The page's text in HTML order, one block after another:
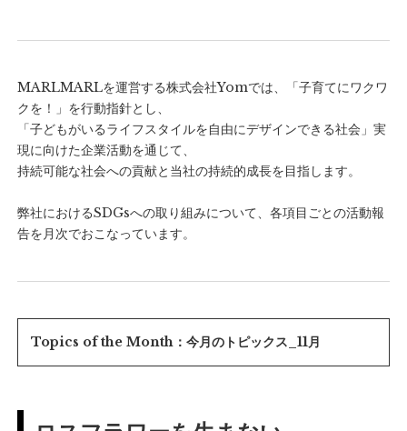
MARLMARLを運営する株式会社Yomでは、「子育てにワクワ
クを！」を行動指針とし、
「子どもがいるライフスタイルを自由にデザインできる社会」実
現に向けた企業活動を通じて、
持続可能な社会への貢献と当社の持続的成長を目指します。
弊社におけるSDGsへの取り組みについて、各項目ごとの活動報
告を月次でおこなっています。
Topics of the Month：今月のトピックス_11月